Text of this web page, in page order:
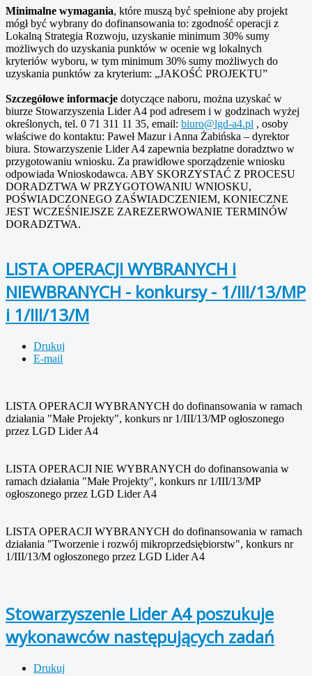
Minimalne wymagania, które muszą być spełnione aby projekt
mógł być wybrany do dofinansowania to: zgodność operacji z
Lokalną Strategia Rozwoju, uzyskanie minimum 30% sumy
możliwych do uzyskania punktów w ocenie wg lokalnych
kryteriów wyboru, w tym minimum 30% sumy możliwych do
uzyskania punktów za kryterium: „JAKOŚĆ PROJEKTU”
Szczegółowe informacje dotyczące naboru, można uzyskać w
biurze Stowarzyszenia Lider A4 pod adresem i w godzinach wyżej
określonych, tel. 0 71 311 11 35, email: biuro@lgd-a4.pl , osoby
właściwe do kontaktu: Paweł Mazur i Anna Żabińska – dyrektor
biura. Stowarzyszenie Lider A4 zapewnia bezpłatne doradztwo w
przygotowaniu wniosku. Za prawidłowe sporządzenie wniosku
odpowiada Wnioskodawca. ABY SKORZYSTAĆ Z PROCESU
DORADZTWA W PRZYGOTOWANIU WNIOSKU,
POŚWIADCZONEGO ZAŚWIADCZENIEM, KONIECZNE
JEST WCZEŚNIEJSZE ZAREZERWOWANIE TERMINÓW
DORADZTWA.
LISTA OPERACJI WYBRANYCH i
NIEWBRANYCH - konkursy - 1/III/13/MP
i 1/III/13/M
Drukuj
E-mail
LISTA OPERACJI WYBRANYCH do dofinansowania w ramach
działania "Małe Projekty", konkurs nr 1/III/13/MP ogłoszonego
przez LGD Lider A4
LISTA OPERACJI NIE WYBRANYCH do dofinansowania w
ramach działania "Małe Projekty", konkurs nr 1/III/13/MP
ogłoszonego przez LGD Lider A4
LISTA OPERACJI WYBRANYCH do dofinansowania w ramach
działania "Tworzenie i rozwój mikroprzedsiębiorstw", konkurs nr
1/III/13/M ogłoszonego przez LGD Lider A4
Stowarzyszenie Lider A4 poszukuje
wykonawców następujących zadań
Drukuj